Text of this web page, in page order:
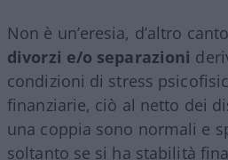
Non è un’eresia, d’altro
divorzi e/o separazioni
condizioni di stress
finanziarie, ciò al netto dei
una coppia sono normali e
soltanto se si ha stabilità